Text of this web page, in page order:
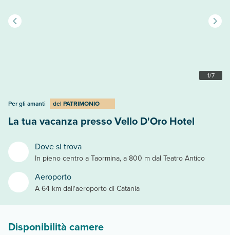
1/7
Dove si trova
In pieno centro a Taormina, a 800 m dal Teatro Antico
Aeroporto
A 64 km dall'aeroporto di Catania
Per gli amanti del PATRIMONIO
La tua vacanza presso Vello D'Oro Hotel
Disponibilità camere